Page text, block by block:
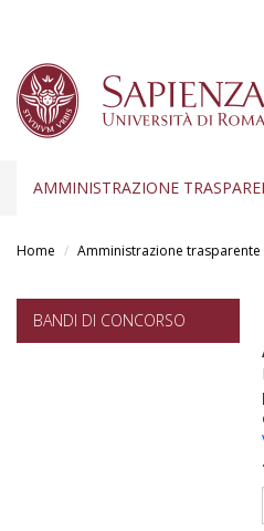
AMMINISTRAZIONE
Home Amministrazione trasparente
BANDI DI CONCORSO